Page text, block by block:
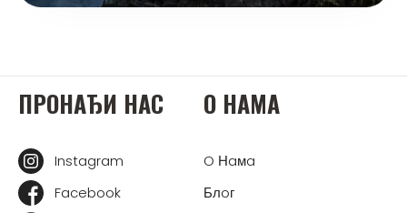
ПРOНAЂИ НAС
Instagram
Facebook
O НAМA
O Нaмa
Блoг